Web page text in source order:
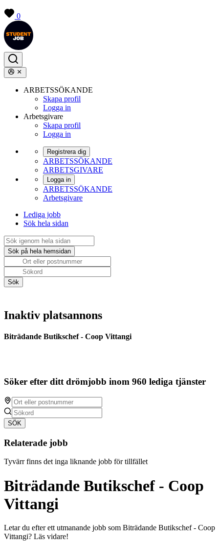
0
ARBETSSÖKANDE
Skapa profil
Logga in
Arbetsgivare
Skapa profil
Logga in
Registrera dig
ARBETSSÖKANDE
ARBETSGIVARE
Logga in
ARBETSSÖKANDE
Arbetsgivare
Lediga jobb
Sök hela sidan
Inaktiv platsannons
Biträdande Butikschef - Coop Vittangi
Söker efter ditt drömjobb inom 960 lediga tjänster
SÖK
Relaterade jobb
Tyvärr finns det inga liknande jobb för tillfället
Biträdande Butikschef - Coop
Vittangi
Letar du efter ett utmanande jobb som Biträdande Butikschef - Coop
Vittangi? Läs vidare!